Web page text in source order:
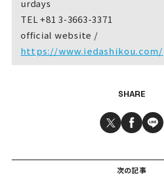
urdays
TEL +81 3-3663-3371
official website /
https://www.iedashikou.com/
SHARE
次の記事